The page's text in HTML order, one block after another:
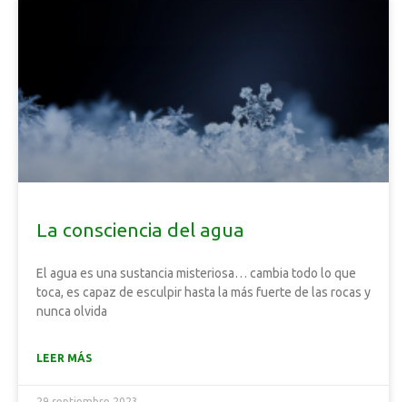
La consciencia del agua
El agua es una sustancia misteriosa… cambia todo lo que
toca, es capaz de esculpir hasta la más fuerte de las rocas y
nunca olvida
LEER MÁS